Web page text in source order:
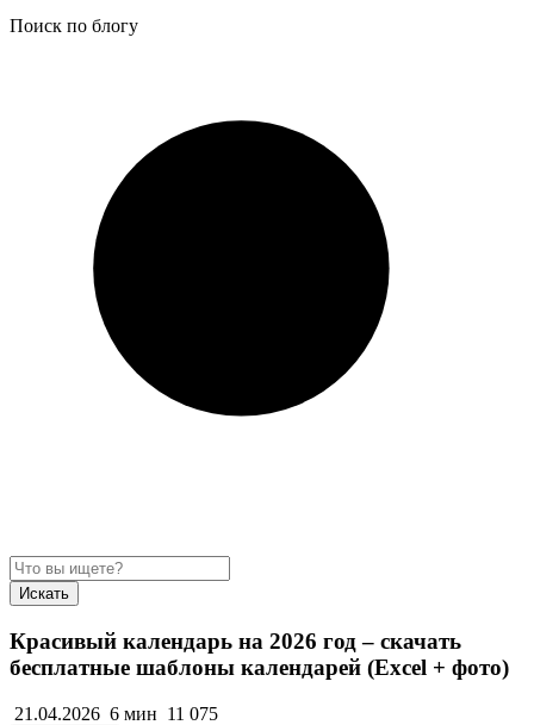
Поиск по блогу
Искать
Красивый календарь на 2026 год – скачать
бесплатные шаблоны календарей (Excel + фото)
21.04.2026 6 мин 11 075